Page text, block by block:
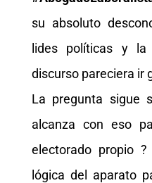
su absoluto
lides políticas y la
discurso pareciera ir
La pregunta sigue
alcanza con eso
electorado propio
lógica del aparato